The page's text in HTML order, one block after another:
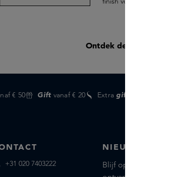
Ontdek de hele routine:
€ 50 Giftvanaf € 20 Extra gifts
+31 020 7403222
NIEUWSBRIEF
Blijf op de hoogte